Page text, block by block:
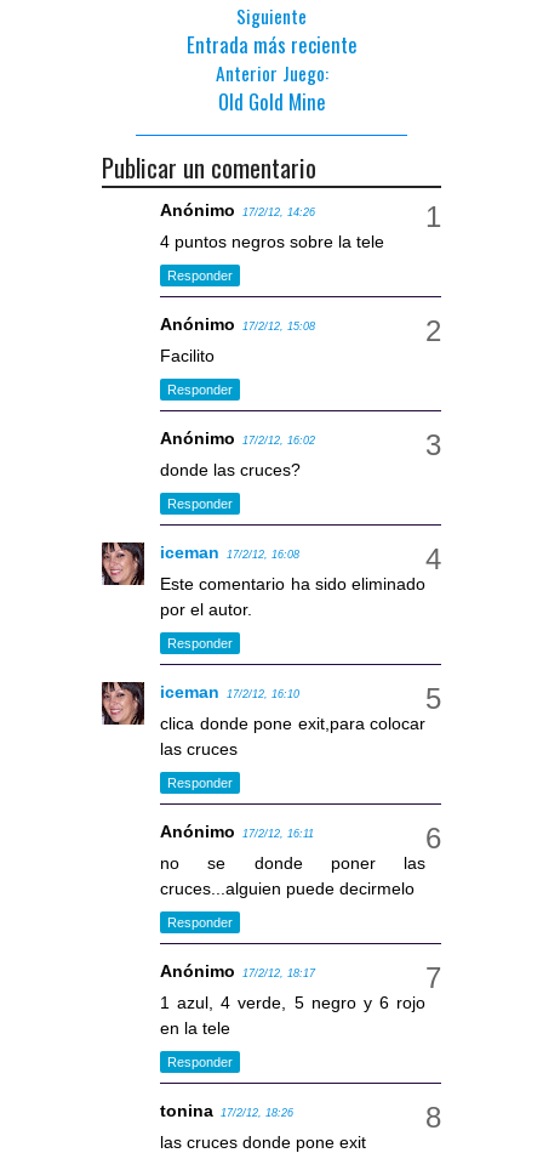
Siguiente
Entrada más reciente
Anterior Juego:
Old Gold Mine
Publicar un comentario
Anónimo 17/2/12, 14:26
4 puntos negros sobre la tele
Responder
Anónimo 17/2/12, 15:08
Facilito
Responder
Anónimo 17/2/12, 16:02
donde las cruces?
Responder
iceman 17/2/12, 16:08
Este comentario ha sido eliminado
por el autor.
Responder
iceman 17/2/12, 16:10
clica donde pone exit,para colocar
las cruces
Responder
Anónimo 17/2/12, 16:11
no se donde poner las
cruces...alguien puede decirmelo
Responder
Anónimo 17/2/12, 18:17
1 azul, 4 verde, 5 negro y 6 rojo
en la tele
Responder
tonina 17/2/12, 18:26
las cruces donde pone exit